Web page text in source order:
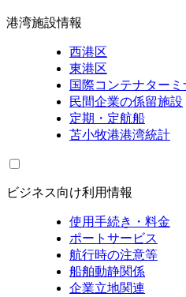
港湾施設情報
西港区
東港区
国際コンテナターミ
民間企業の係留施設
定期・定航船
苫小牧港港湾統計
ビジネス向け利用情報
使用手続き・料金
ポートサービス
航行時の注意等
船舶動静関係
企業立地関連